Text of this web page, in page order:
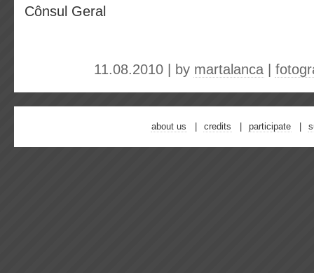
Cônsul Geral
11.08.2010 | by martalanca
about us credits participate